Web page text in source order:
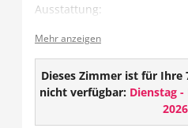
Ausstattung:
Gesund schlafen - im
Radio
Telefon
Badezimmer mit
Mehr anzeigen
Dieses Zimmer ist für Ihre
nicht verfügbar: Dienstag -
2026